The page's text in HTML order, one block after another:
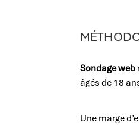
Sondage web
âgés de 18
Une marge